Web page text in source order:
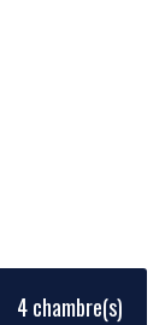
4 chambre(s)